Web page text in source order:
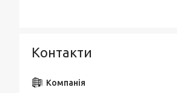
Контакти